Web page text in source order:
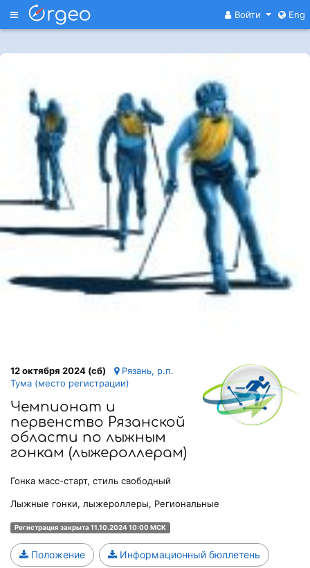
Меню Войти Eng
12 октября 2024 (сб)
Рязань, р.п.
Тума (место регистрации)
Чемпионат и
первенство Рязанской
области по лыжным
гонкам (лыжероллерам)
Гонка масс-старт, стиль свободный
Лыжные гонки, лыжероллеры, Региональные
Регистрация закрыта 11.10.2024 10:00 МСК
Положение Информационный бюллетень